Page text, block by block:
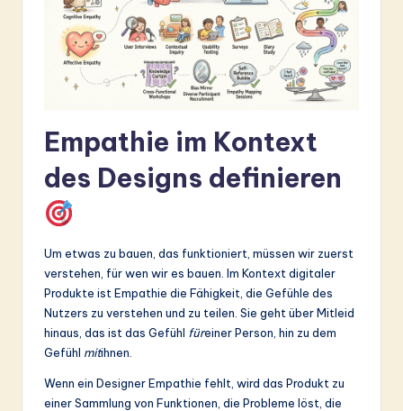
ti
Empathie im Kontext
des Designs definieren
Um etwas zu bauen, das funktioniert, müssen wir zuerst
verstehen, für wen wir es bauen. Im Kontext digitaler
Produkte ist Empathie die Fähigkeit, die Gefühle des
Nutzers zu verstehen und zu teilen. Sie geht über Mitleid
hinaus, das ist das Gefühl füreiner Person, hin zu dem
Gefühl mitihnen.
Wenn ein Designer Empathie fehlt, wird das Produkt zu
einer Sammlung von Funktionen, die Probleme löst, die